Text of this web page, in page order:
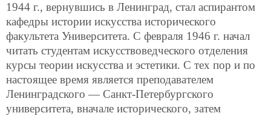
1944 г., вернувшись в Ленинград, стал аспирантом
кафедры истории искусства исторического
факультета Университета. С февраля 1946 г. начал
читать студентам искусствоведческого отделения
курсы теории искусства и эстетики. С тех пор и по
настоящее время является преподавателем
Ленинградского — Санкт-Петербургского
университета, вначале исторического, затем